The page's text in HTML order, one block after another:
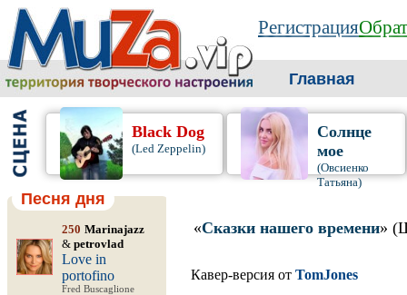
Регистрация
Главная
Black Dog
(Led Zeppelin)
Солнце
мое
(Овсиенко
Татьяна)
Песня дня
250 Marinajazz
& petrovlad
Love in
portofino
Fred Buscaglione
«Сказки нашего времени»
Кавер-версия от TomJones